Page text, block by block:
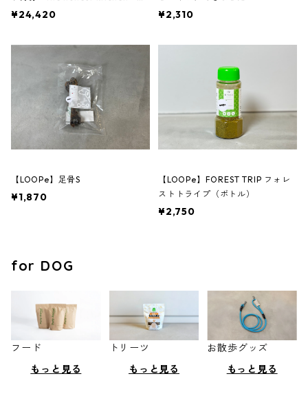
キン
¥24,420 ¥2,310
【LOOPe】足骨S
¥1,870
【LOOPe】FOREST TRIP フォレ
ストトライプ（ボトル）
¥2,750
for DOG
フード
もっと見る
トリーツ
もっと見る
お散歩グッズ
もっと見る